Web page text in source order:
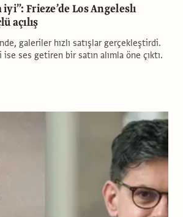
Frieze’de Los Angeleslı
açılış
galeriler hızlı satışlar gerçekleştirdi.
ses getiren bir satın alımla öne çıktı.